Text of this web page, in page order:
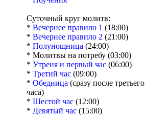
Суточный круг молитв:
* Вечернее правило 1 (18:00)
* Вечернее правило 2 (21:00)
* Полунощница (24:00)
* Молитвы на потребу (03:00)
* Утреня и первый час (06:00)
* Третий час (09:00)
* Обедница (сразу после третьего
часа)
* Шестой час (12:00)
* Девятый час (15:00)